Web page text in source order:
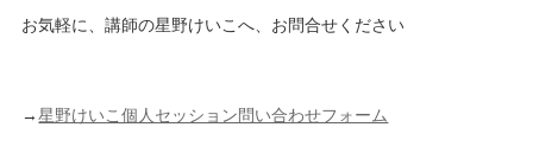
お気軽に、講師の星野けいこへ、お問合せください
→星野けいこ個人セッション問い合わせフォーム